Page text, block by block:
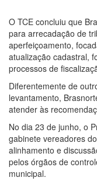
O TCE concluiu que
para arrecadação de
aperfeiçoamento,
atualização cadastral,
processos de
Diferentemente de
levantamento,
atender às
No dia 23 de junho, o
gabinete vereadores
alinhamento e
pelos órgãos de
municipal.